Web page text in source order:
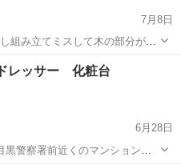
7月8日
組み立てミスして木の部分が丸
ださる方 よろしくお願いします。
ッサー
レッサー 化粧台
6月28日
警察署前近くのマンションへ